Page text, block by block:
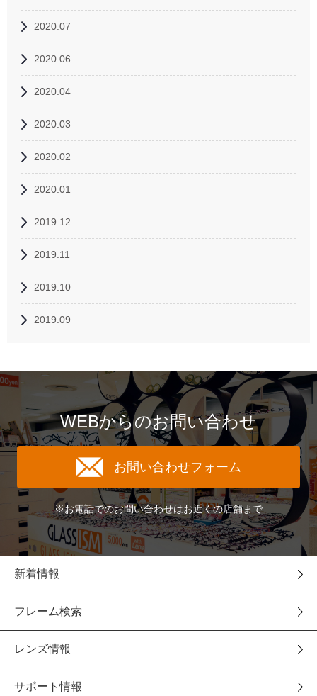
2020.07
2020.06
2020.04
2020.03
2020.02
2020.01
2019.12
2019.11
2019.10
2019.09
WEBからのお問い合わせ
お問い合わせフォーム
※お電話でのお問い合わせはお近くの店舗まで
新着情報
フレーム検索
レンズ情報
サポート情報